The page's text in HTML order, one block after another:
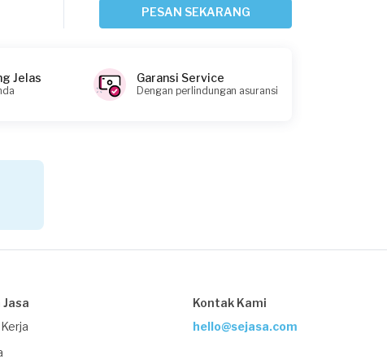
Bogor Kota, Jawa Barat
Bogor Kabupaten, Jawa Barat
Bekasi Kota, Jawa Barat
PESAN SEKARANG
Jelas Garansi Service
Dengan perlindungan asuransi
Kontak Kami
hello@sejasa.com